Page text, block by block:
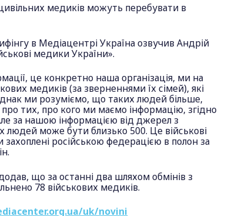
медиків можуть перебувати в
в Медіацентрі Україна озвучив Андрій
медики України».
це конкретно наша організація, ми на
медиків (за зверненнями їх сімей), які
ми розуміємо, що таких людей більше,
тих, про кого ми маємо інформацію, згідно
за нашою інформацією від джерел з
людей може бути близько 500. Це військові
захоплені російською федерацією в полон за
що за останні два шляхом обмінів з
78 військових медиків.
uk/novini